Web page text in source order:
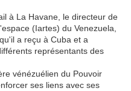
à La Havane, le directeur de
(Iartes) du Venezuela,
a reçu à Cuba et a
représentants des
vénézuélien du Pouvoir
ses liens avec ses